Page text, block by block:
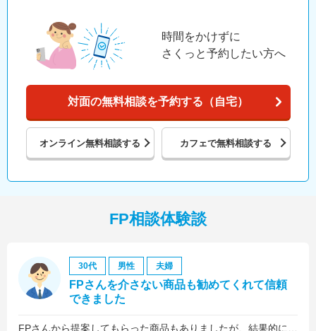
時間をかけずに
さくっと予約したい方へ
対面の無料相談を予約する（自宅）
オンライン無料相談する カフェで無料相談する
FP相談体験談
30代 男性 夫婦
FPさんを介さない商品も勧めてくれて信頼
できました